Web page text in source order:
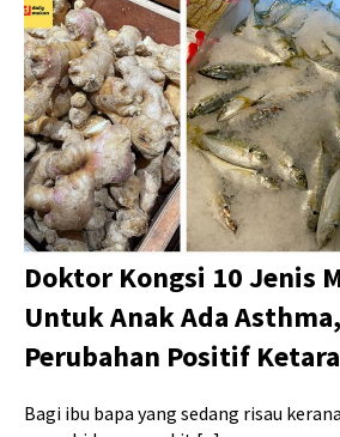
Doktor Kongsi 10 Jenis
Untuk Anak Ada
Perubahan Positif Ketara
Bagi ibu bapa yang sedang risau